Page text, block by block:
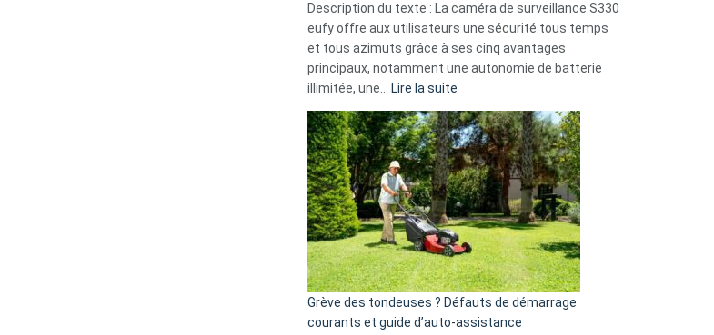
données
menace
Facebook,
Telegram
GitHub
Description du texte : La caméra de surveillance S330
eufy offre aux utilisateurs une sécurité tous temps
et tous azimuts grâce à ses cinq avantages
principaux, notamment une autonomie de batterie
illimitée, une…
Lire la suite
choisir
une
caméra
de
surveillance
?
5
avantages
essentiels
de
la
Grève des tondeuses ? Défauts de démarrage
courants et guide d’auto-assistance